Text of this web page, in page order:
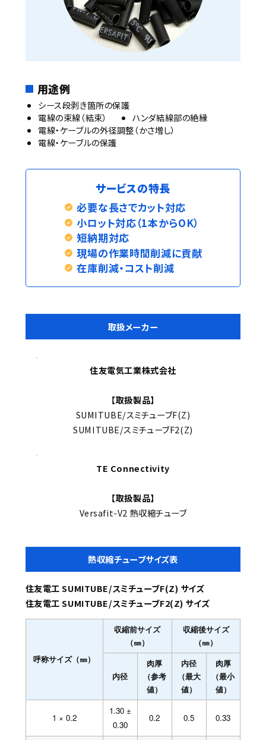
用途例
シース段剥き箇所の保護
電線の束線（結束）
ハンダ結線部の絶縁
電線・ケーブルの外径調整（かさ増し）
電線・ケーブルの保護
サービスの特長
必要な長さでカット対応
小ロット対応（1本からOK）
短納期対応
現場の作業時間削減に貢献
在庫削減・コスト削減
取扱メーカー
住友電気工業株式会社
【取扱製品】
SUMITUBE/スミチューブF(Z)
SUMITUBE/スミチューブF2(Z)
TE Connectivity
【取扱製品】
Versafit-V2 熱収縮チューブ
熱収縮チューブサイズ表
住友電工 SUMITUBE/スミチューブF(Z) サイズ
住友電工 SUMITUBE/スミチューブF2(Z) サイズ
呼称サイズ（㎜）
収縮前サイズ
（㎜）
収縮後サイズ
（㎜）
内径
肉厚
（参考
値）
内径
（最大
値）
肉厚
（最小
値）
1 × 0.2
1.30 ±
0.30
0.2 0.5 0.33